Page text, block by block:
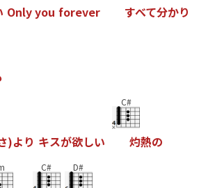
Onlyyou forever すべて分かり
)よ り キスが欲しい
C#
灼熱の
C# D#